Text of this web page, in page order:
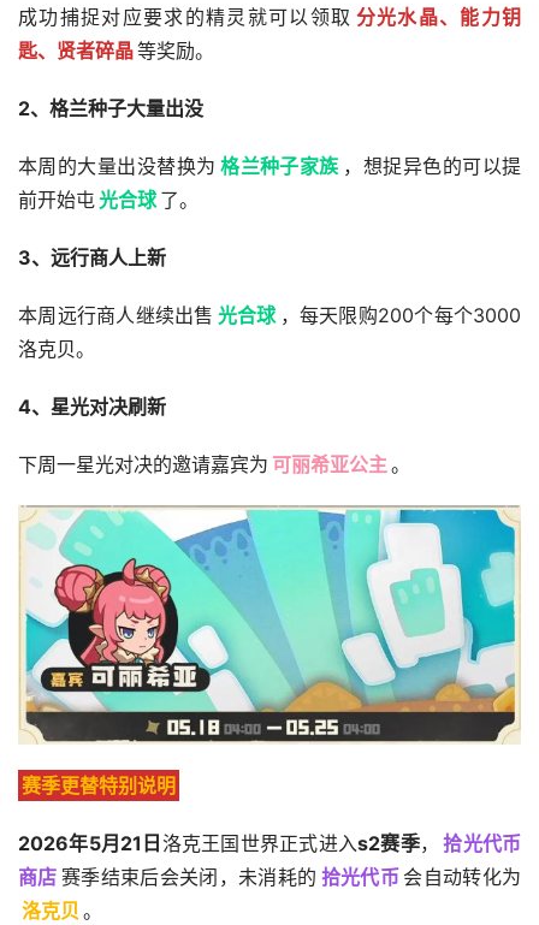
成功捕捉对应要求的精灵就可以领取 分光水晶、能力钥
匙、贤者碎晶等奖励。
2、格兰种子大量出没
本周的大量出没替换为 格兰种子家族 ，想捉异色的可以提
前开始屯光合球了。
3、远行商人上新
本周远行商人继续出售 光合球 ，每天限购200个每个3000
洛克贝。
4、星光对决刷新
下周一星光对决的邀请嘉宾为 可丽希亚公主。
赛季更替特别说明
2026年5月21日 洛克王国世界正式进入s2赛季，
拾光代币
商店 赛季结束后会关闭，未消耗的 拾光代币 会自动转化为
洛克贝 。